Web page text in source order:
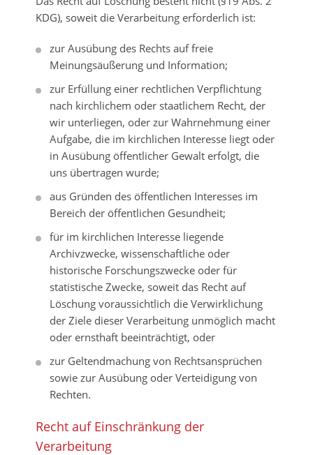
KDG), soweit die Verarbeitung erforderlich ist:
zur Ausübung des Rechts auf freie
Meinungsäußerung und Information;
zur Erfüllung einer rechtlichen Verpflichtung
nach kirchlichem oder staatlichem Recht, der
wir unterliegen, oder zur Wahrnehmung einer
Aufgabe, die im kirchlichen Interesse liegt oder
in Ausübung öffentlicher Gewalt erfolgt, die
uns übertragen wurde;
aus Gründen des öffentlichen Interesses im
Bereich der öffentlichen Gesundheit;
für im kirchlichen Interesse liegende
Archivzwecke, wissenschaftliche oder
historische Forschungszwecke oder für
statistische Zwecke, soweit das Recht auf
Löschung voraussichtlich die Verwirklichung
der Ziele dieser Verarbeitung unmöglich macht
oder ernsthaft beeinträchtigt, oder
zur Geltendmachung von Rechtsansprüchen
sowie zur Ausübung oder Verteidigung von
Rechten.
Recht auf Einschränkung der
Verarbeitung